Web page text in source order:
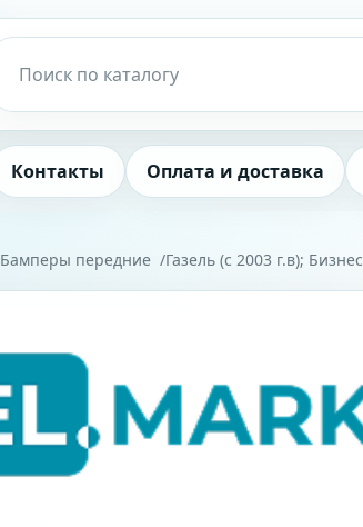
Контакты Оплата и доставка
Бамперы передние Газель (с 2003 г.в); Бизнес